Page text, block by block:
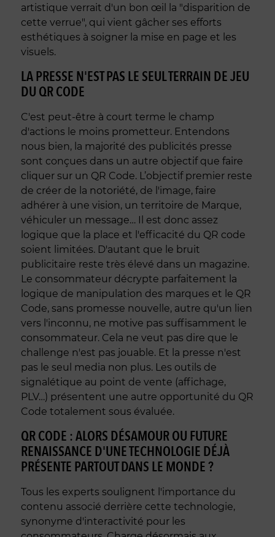
artistique verrait d'un bon œil la "disparition de
cette verrue", qui vient gâcher ses efforts
esthétiques à soigner la mise en page et les
visuels.
LA PRESSE N'EST PAS LE SEUL TERRAIN DE JEU
DU QR CODE
C'est peut-être à court terme le champ
d'actions le moins prometteur. Entendons
nous bien, la majorité des publicités presse
sont conçues dans un autre objectif que faire
cliquer sur un QR Code. L’objectif premier reste
de créer de la notoriété, de l'image, faire
adhérer à une vision, un territoire de Marque,
véhiculer un message… Il est donc assez
logique que la place et l'efficacité du QR code
soient limitées. D'autant que le bruit
publicitaire reste très élevé dans un magazine.
Le consommateur décrypte parfaitement la
logique de manipulation des marques et le QR
Code, sans promesse nouvelle, autre qu'un lien
vers l'inconnu, ne motive pas suffisamment le
consommateur. Cela ne veut pas dire que le
challenge n'est pas jouable. Et la presse n'est
pas le seul media non plus. Les outils de
signalétique au point de vente (affichage,
PLV…) présentent une autre opportunité du QR
Code totalement sous évaluée.
QR CODE : ALORS DÉSAMOUR OU FUTURE
RENAISSANCE D'UNE TECHNOLOGIE DÉJÀ
PRÉSENTE PARTOUT DANS LE MONDE ?
Tous les experts soulignent l'importance du
contenu associé derrière cette technologie,
synonyme d'interactivité pour les